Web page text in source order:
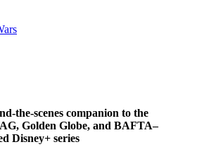
the-scenes companion to the
Golden Globe, and BAFTA–
Disney+ series